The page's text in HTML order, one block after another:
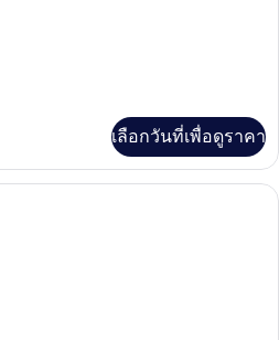
เลือกวันที่เพื่อดูราคา
ห้องสแตนดาร์ดดับเบิล | โต๊ะทำงาน, ผ้